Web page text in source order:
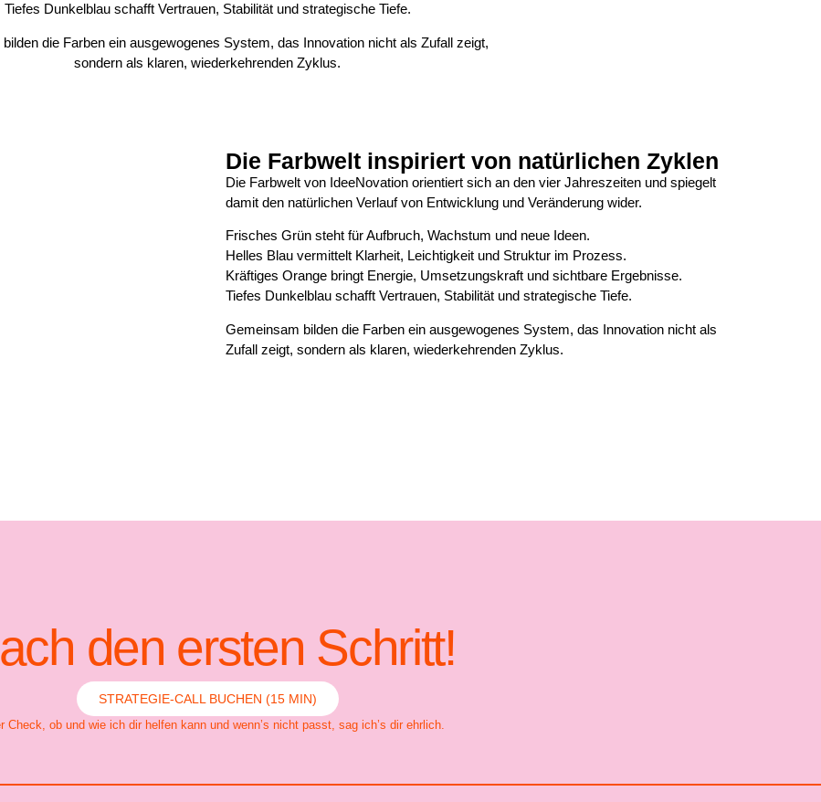
Tiefes Dunkelblau schafft Vertrauen, Stabilität und strategische Tiefe.
die Farben ein ausgewogenes System, das Innovation nicht als Zufall zeigt,
sondern als klaren, wiederkehrenden Zyklus.
Die Farbwelt inspiriert von natürlichen Zyklen
Die Farbwelt von IdeeNovation orientiert sich an den vier Jahreszeiten und spiegelt
damit den natürlichen Verlauf von Entwicklung und Veränderung wider.
Frisches Grün steht für Aufbruch, Wachstum und neue Ideen.
Helles Blau vermittelt Klarheit, Leichtigkeit und Struktur im Prozess.
Kräftiges Orange bringt Energie, Umsetzungskraft und sichtbare Ergebnisse.
Tiefes Dunkelblau schafft Vertrauen, Stabilität und strategische Tiefe.
Gemeinsam bilden die Farben ein ausgewogenes System, das Innovation nicht als
Zufall zeigt, sondern als klaren, wiederkehrenden Zyklus.
den ersten Schritt!
STRATEGIE-CALL BUCHEN (15 MIN)
Check, ob und wie ich dir helfen kann und wenn’s nicht passt, sag ich’s dir ehrlich.